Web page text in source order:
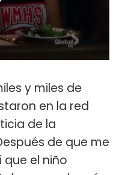
y miles de
en la red
de la
de que me
el niño